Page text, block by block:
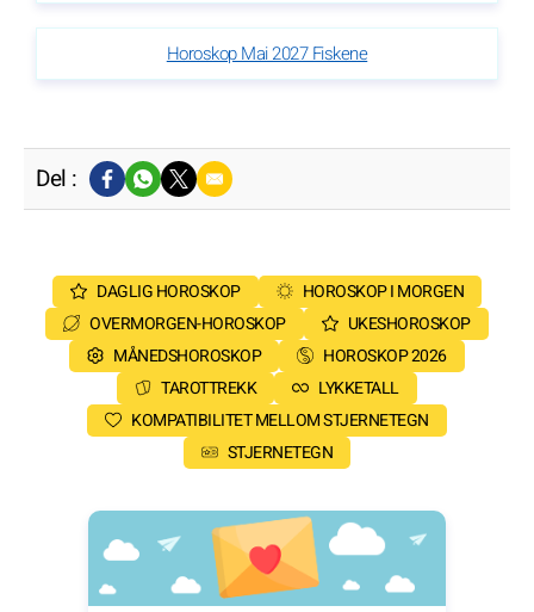
Horoskop Mai 2027 Fiskene
Del :
DAGLIG HOROSKOP
HOROSKOP I MORGEN
OVERMORGEN-HOROSKOP
UKESHOROSKOP
MÅNEDSHOROSKOP
HOROSKOP 2026
TAROTTREKK
LYKKETALL
KOMPATIBILITET MELLOM STJERNETEGN
STJERNETEGN